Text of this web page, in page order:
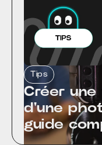
Tips
Créer
d'une
guide